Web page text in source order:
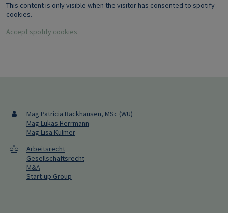
This content is only visible when the visitor has consented to spotify
cookies.
Accept spotify cookies
Mag Patricia Backhausen, MSc (WU)
Mag Lukas Herrmann
Mag Lisa Kulmer
Arbeitsrecht
Gesellschaftsrecht
M&A
Start-up Group